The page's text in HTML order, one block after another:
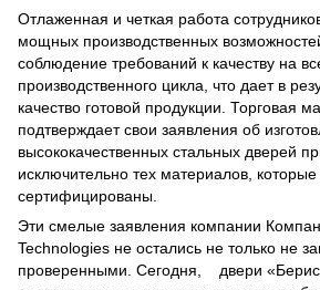
Отлаженная и четкая работа
мощных производственных
соблюдение требований к качеству на
производственного цикла, что дает в
качество готовой продукции. Торговая
подтверждает свои заявления об
высококачественных стальных дверей
исключительно тех материалов,
сертифицированы.
Эти смелые заявления компании
Technologies не остались не только не
проверенными. Сегодня, двери